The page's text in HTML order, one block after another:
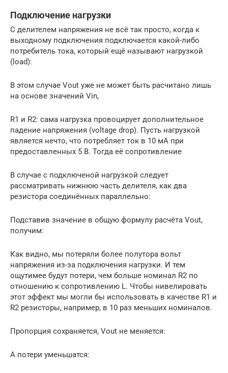
Подключение нагрузки
С делителем напряжения не всё так просто, когда к
выходному подключения подключается какой-либо
потребитель тока, который ещё называют нагрузкой
(load):
В этом случае Vout уже не может быть расчитано лишь
на основе значений Vin,
R1 и R2: сама нагрузка провоцирует дополнительное
падение напряжения (voltage drop). Пусть нагрузкой
является нечто, что потребляет ток в 10 мА при
предоставленных 5 В. Тогда её сопротивление
В случае с подключеной нагрузкой следует
рассматривать нижнюю часть делителя, как два
резистора соединённых параллельно:
Подставив значение в общую формулу расчёта Vout,
получим:
Как видно, мы потеряли более полутора вольт
напряжения из-за подключения нагрузки. И тем
ощутимее будут потери, чем больше номинал R2 по
отношению к сопротивлению L. Чтобы нивелировать
этот эффект мы могли бы использовать в качестве R1 и
R2 резисторы, например, в 10 раз меньших номиналов.
Пропорция сохраняется, Vout не меняется:
А потери уменьшатся: